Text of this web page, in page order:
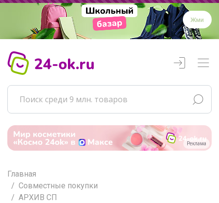
Жми
Реклама
Главная
Совместные покупки
АРХИВ СП